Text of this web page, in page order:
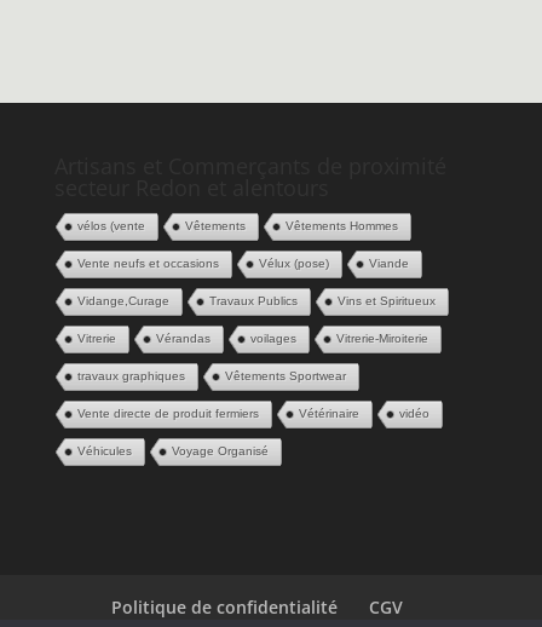
vélos (vente Vêtements Vêtements Hommes
Vente neufs et occasions Vélux (pose) Viande
Vidange,Curage Travaux Publics Vins et Spiritueux
Vitrerie Vérandas voilages Vitrerie-Miroiterie
travaux graphiques Vêtements Sportwear
Vente directe de produit fermiers Vétérinaire vidéo
Véhicules Voyage Organisé
Politique de confidentialité
CGV